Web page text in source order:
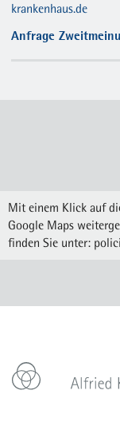
krankenhaus.de
Anfrage
Mit einem Klick auf
Google Maps
finden Sie unter: